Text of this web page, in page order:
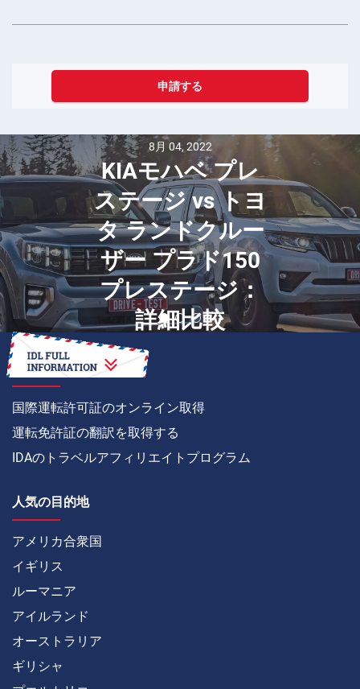
申請する
8月 04, 2022
KIAモハベ プレ
ステージ vs トヨ
タ ランドクルー
ザー プラド150
プレステージ：
詳細比較
方法
国際運転許可証のオンライン取得
運転免許証の翻訳を取得する
IDAのトラベルアフィリエイトプログラム
人気の目的地
アメリカ合衆国
イギリス
ルーマニア
アイルランド
オーストラリア
ギリシャ